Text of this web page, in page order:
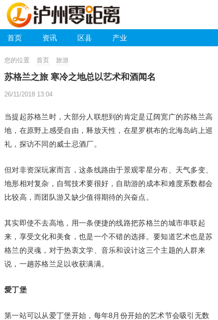
首页 资讯 区县 产业
您的位置 首页 旅游
苏格兰之旅 寒冷之地总以艺术和酒闻名
26/11/2018 13:04
当提起苏格兰时，大部分人联想到的肯定是辽阔宽广的苏格兰高
地，在原野上感受自由，释放天性，在星罗棋布的北海岛屿上巡
礼，探访不同的威士忌酒厂。
但对非资深玩家而言，这条线路由于景观零星分布、天气多变、
地形相对复杂，自驾技术要很好，自助游的成本和难度系数都会
比较高，而团队游又缺少值得期待的兴奋点。
其实即使不去高地，用一条便捷的线路把苏格兰的城市串联起
来，享受文化和美食，也是一个不错的选择。要知道艺术也是苏
格兰的灵魂，对于热衷文学、音乐和设计这三个主题的人群来
说，一趟苏格兰足以收获满满。
愛丁堡
第一站可以从爱丁堡开始，每年8月份开始的艺术节会吸引无数